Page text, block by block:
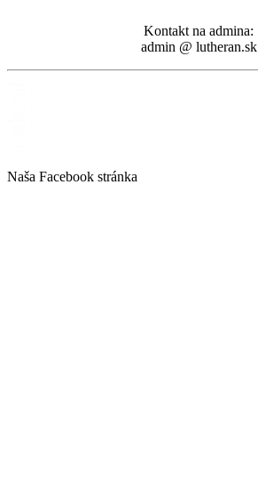
Kontakt na admina:
admin @ lutheran.sk
Naša Facebook stránka